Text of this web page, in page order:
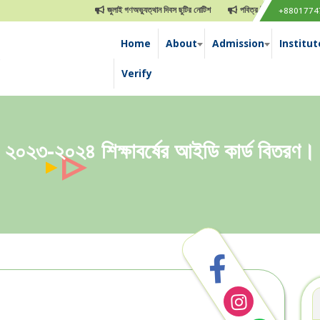
জুলাই গণঅভ্যুত্থান দিবস ছুটির নোটিশ পবিত্র ঈদুল আযহা ছুটির নোটিশ
Home About Admission
Verify
২০২৩-২০২৪ শিক্ষাবর্ষের আইডি কার্ড বিতরণ।